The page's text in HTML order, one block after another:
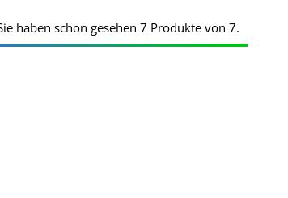
haben schon gesehen 7 Produkte von 7.